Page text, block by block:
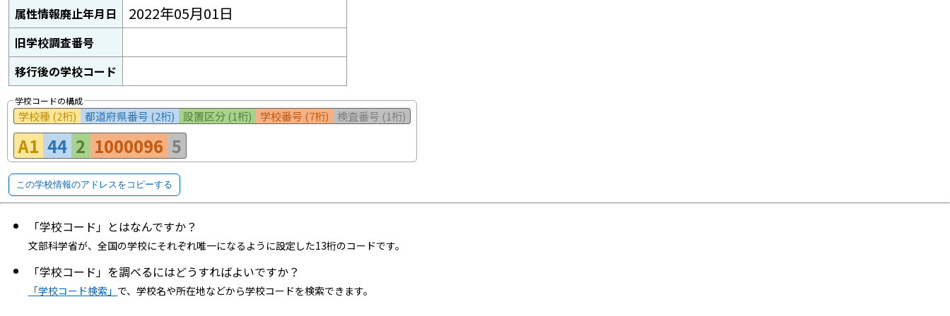
属性情報廃止年月日 2022年05月01日
旧学校調査番号
移行後の学校コード
学校コードの構成
学校種 (2桁) 都道府県番号 (2桁) 設置区分 (1桁) 学校番号 (7桁) 検査番号 (1桁)
A1 44 2 1000096 5
この学校情報のアドレスをコピーする
「学校コード」とはなんですか？
文部科学省が、全国の学校にそれぞれ唯一になるように設定した13桁のコードです。
「学校コード」を調べるにはどうすればよいですか？
「学校コード検索」 で、学校名や所在地などから学校コードを検索できます。